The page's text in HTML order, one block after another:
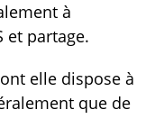
à
et partage.
elle dispose à
que de